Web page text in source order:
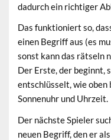
dadurch ein richtiger
Das funktioniert so,
einen Begriff aus (es
sonst kann das rätseln
Der Erste, der beginnt,
entschlüsselt, wie
Sonnenuhr und Uhrzeit.
Der nächste Spieler
neuen Begriff, den er